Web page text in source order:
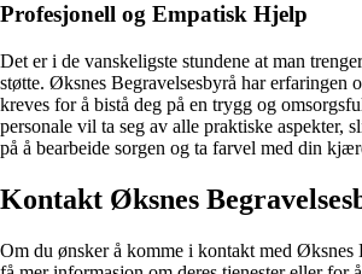
Profesjonell og Empatisk Hjelp
Det er i de vanskeligste stundene at man
støtte. Øksnes Begravelsesbyrå har erfaringen
kreves for å bistå deg på en trygg og
personale vil ta seg av alle praktiske aspekter,
på å bearbeide sorgen og ta farvel med din
Kontakt Øksnes
Om du ønsker å komme i kontakt med Øksnes